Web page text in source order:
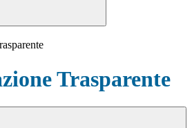
Trasparente